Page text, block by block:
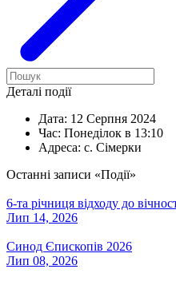
Деталі події
Дата: 12 Серпня 2024
Час: Понеділок в 13:10
Адреса: с. Сімерки
Останні записи «Події»
6-та річниця відходу до
Лип 14, 2026
Синод Єпископів 2026
Лип 08, 2026